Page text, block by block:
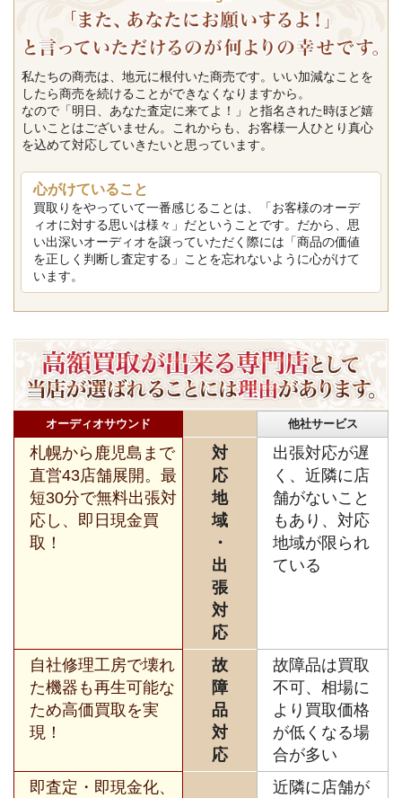
私たちの商売は、地元に根付いた商売です。いい加減なことを
したら商売を続けることができなくなりますから。
なので「明日、あなた査定に来てよ！」と指名された時ほど嬉
しいことはございません。これからも、お客様一人ひとり真心
を込めて対応していきたいと思っています。
心がけていること
買取りをやっていて一番感じることは、「お客様のオーデ
ィオに対する思いは様々」だということです。だから、思
い出深いオーディオを譲っていただく際には「商品の価値
を正しく判断し査定する」ことを忘れないように心がけて
います。
オーディオサウンド 他社サービス
札幌から鹿児島まで
直営43店舗展開。最
短30分で無料出張対
応し、即日現金買
取！
対
応
地
域
・
出
張
対
応
出張対応が遅
く、近隣に店
舗がないこと
もあり、対応
地域が限られ
ている
自社修理工房で壊れ
た機器も再生可能な
ため高価買取を実
現！
故
障
品
対
応
故障品は買取
不可、相場に
より買取価格
が低くなる場
合が多い
即査定・即現金化、
近隣に店舗が